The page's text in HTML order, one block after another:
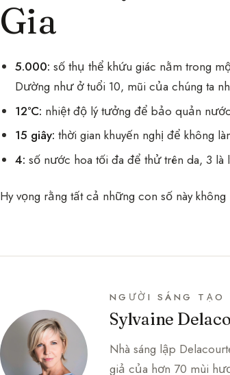
Gia
5.000: số thụ thể khứu giác nằm trong
Dường như ở tuổi 10, mũi của chúng ta
12°C: nhiệt độ lý tưởng để bảo quản
15 giây: thời gian khuyến nghị để không
4: số nước hoa tối đa để thử trên da, 3 là
Hy vọng rằng tất cả những con số này
NGƯỜI SÁNG TẠO
Sylvaine
Nhà sáng lập
giả của hơn 70 mùi